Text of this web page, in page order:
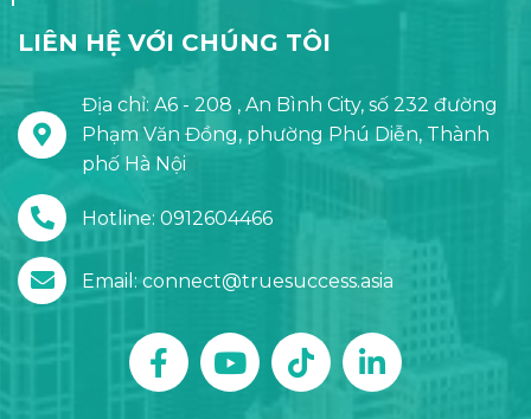
LIÊN HỆ VỚI CHÚNG TÔI
Địa chỉ: A6 - 208 , An Bình City, số 232 đường
Phạm Văn Đồng, phường Phú Diễn, Thành
phố Hà Nội
Hotline: 0912604466
Email: connect@truesuccess.asia